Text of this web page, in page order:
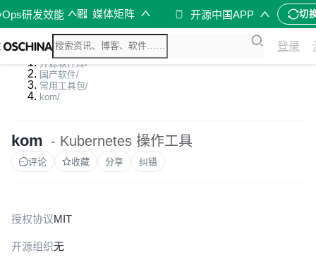
研发效能 媒体矩阵 开源中国APP 切
登录
开源软件库/
国产软件/
常用工具包/
kom/
kom - Kubernetes 操作工具
评论 收藏 分享 纠错
授权协议MIT
开源组织无